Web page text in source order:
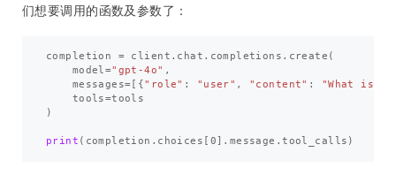
们想要调用的函数及参数了：
completion = client . chat . completions . create (
model="gpt-4o" ,
messages= [{"role" : "user" , "content" :
"What is
tools=tools
)
print ( completion . choices [ 0 ]. message .tool_calls )